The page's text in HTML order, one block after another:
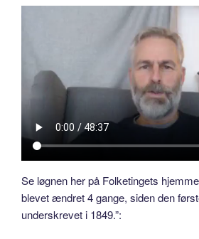
Se løgnen her på Folketingets
blevet ændret 4 gange, siden den
underskrevet i 1849.”: